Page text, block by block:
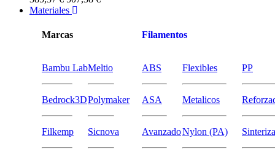
Materiales
Marcas
Bambu Lab
Bedrock3D
Filkemp
Meltio
Polymaker
Sicnova
Filamentos
ABS
ASA
Avanzado
Flexibles
Metalicos
Nylon (PA)
PP